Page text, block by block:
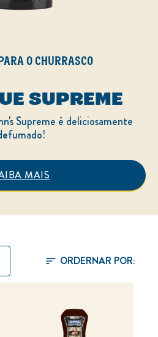
O CHURRASCO
SUPREME
Supreme é deliciosamente
MAISBARBECUE